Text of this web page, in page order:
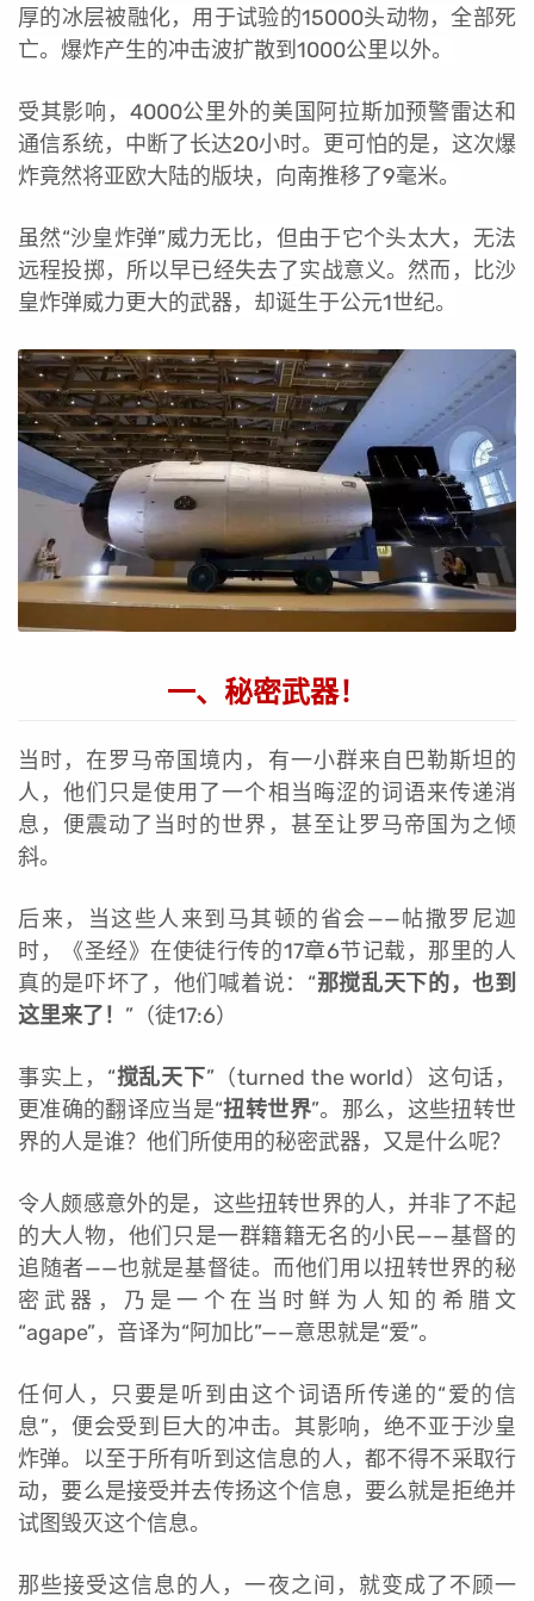
厚的冰层被融化，用于试验的15000头动物，全部死
亡。爆炸产生的冲击波扩散到1000公里以外。
受其影响，4000公里外的美国阿拉斯加预警雷达和
通信系统，中断了长达20小时。更可怕的是，这次爆
炸竟然将亚欧大陆的版块，向南推移了9毫米。
虽然“沙皇炸弹”威力无比，但由于它个头太大，无法
远程投掷，所以早已经失去了实战意义。然而，比沙
皇炸弹威力更大的武器，却诞生于公元1世纪。
一、秘密武器！
当时，在罗马帝国境内，有一小群来自巴勒斯坦的
人，他们只是使用了一个相当晦涩的词语来传递消
息，便震动了当时的世界，甚至让罗马帝国为之倾
斜。
后来，当这些人来到马其顿的省会——帖撒罗尼迦
时，《圣经》在使徒行传的17章6节记载，那里的人
真的是吓坏了，他们喊着说：“那搅乱天下的，也到
这里来了！ ”（徒17:6）
事实上，“搅乱天下”（turned the world）这句话，
更准确的翻译应当是“扭转世界”。那么，这些扭转世
界的人是谁？他们所使用的秘密武器，又是什么呢？
令人颇感意外的是，这些扭转世界的人，并非了不起
的大人物，他们只是一群籍籍无名的小民——基督的
追随者——也就是基督徒。而他们用以扭转世界的秘
密武器，乃是一个在当时鲜为人知的希腊文
“agape”，音译为“阿加比”——意思就是“爱”。
任何人，只要是听到由这个词语所传递的“爱的信
息”，便会受到巨大的冲击。其影响，绝不亚于沙皇
炸弹。以至于所有听到这信息的人，都不得不采取行
动，要么是接受并去传扬这个信息，要么就是拒绝并
试图毁灭这个信息。
那些接受这信息的人，一夜之间，就变成了不顾一